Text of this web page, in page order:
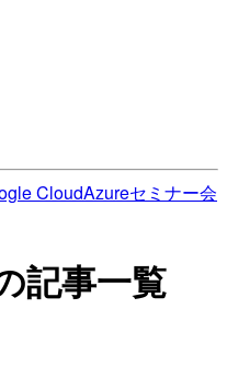
CloudAzureセミナー会
記事一覧